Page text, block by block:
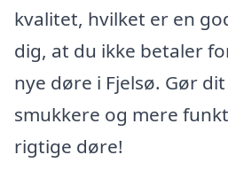
kvalitet, hvilket er en
dig, at du ikke betaler
nye døre i Fjelsø. Gør
smukkere og mere
rigtige døre!